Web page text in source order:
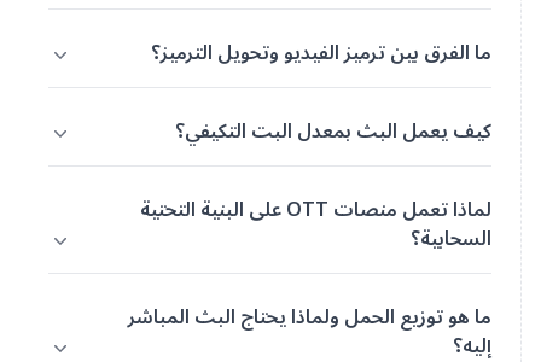
ما الفرق بين ترميز الفيديو وتحويل الترميز؟
كيف يعمل البث بمعدل البت التكيفي؟
لماذا تعمل منصات OTT على البنية التحتية
السحابية؟
ما هو توزيع الحمل ولماذا يحتاج البث المباشر
إليه؟